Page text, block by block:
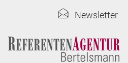
Newsletter